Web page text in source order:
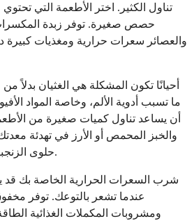
تناول الكثير. اختر الأطعمة التي
حصص صغيرة. توفر زبدة المكسرات
والعصائر سعرات حرارية ومغذيات
أحيانًا تكون المشكلة هي الغثيان بدلاً
ما تسبب أدوية الألم، وخاصة المواد
أن يساعد تناول كميات صغيرة من
والخبز المحمص أو الأرز في تهدئة
حلوى الزنجبيل من الغثيان بشكل طبيعي.
شرب السعرات الحرارية الخاصة بك قد
عندما تشعر بالتوعك. توفر
ومشروبات المكملات الغذائية